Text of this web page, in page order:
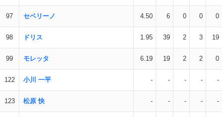
97 セベリーノ 4.50 6 0 0 0
98 ドリス 1.95 39 2 3 19
99 モレッタ 6.19 19 2 2 0
122 小川 一平 - - - - -
123 松原 快 - - - - -